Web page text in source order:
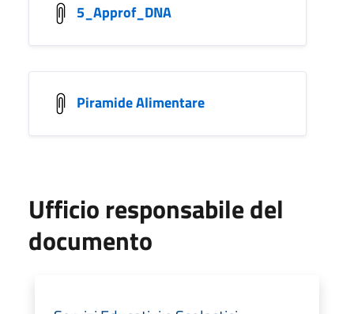
5_Approf_DNA
Piramide Alimentare
Ufficio responsabile del
documento